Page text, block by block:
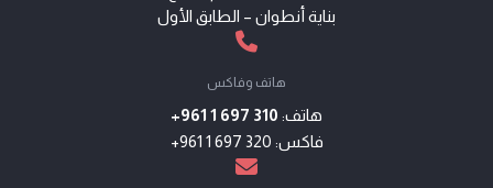
بناية أنطوان – الطابق الأول
هاتف وفاكس
هاتف: +961 1 697 310
فاكس: +961 1 697 320